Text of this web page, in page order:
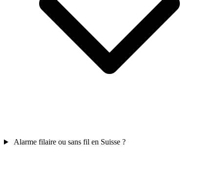
Alarme filaire ou sans fil en Suisse ?